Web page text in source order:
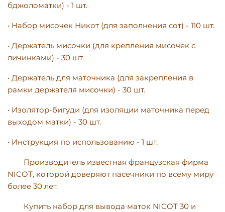
бджоломатки) - 1 шт.
• Набор мисочек Никот (для заполнения сот) - 110 шт.
• Держатель мисочки (для крепления мисочек с
личинками) - 30 шт.
• Держатель для маточника (для закрепления в
рамки держателя мисочки) - 30 шт.
• Изолятор-бигуди (для изоляции маточника перед
выходом матки) - 30 шт.
• Инструкция по использованию - 1 шт.
Производитель известная французская фирма
NICOT, которой доверяют пасечники по всему миру
более 30 лет.
Купить набор для вывода маток NICOT 30 и